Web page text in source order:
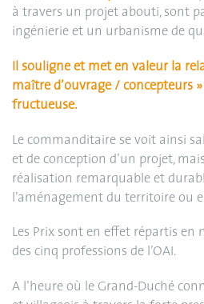
à travers un projet abouti, sont
ingénierie et un urbanisme de
Il souligne et met en valeur la
maître d’ouvrage / concepteurs
fructueuse.
Le commanditaire se voit ainsi
et de conception d’un projet,
réalisation remarquable et
l’aménagement du territoire ou
Les Prix sont en effet répartis
des cinq professions de l’OAI.
A l’heure où le Grand-Duché